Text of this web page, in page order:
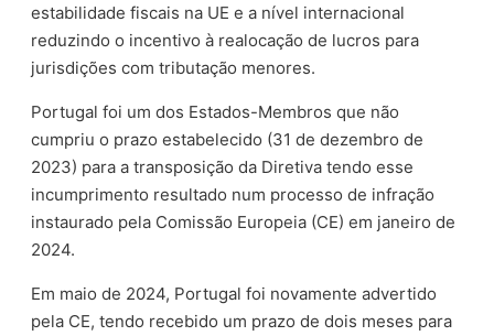
estabilidade fiscais na UE e a nível internacional
reduzindo o incentivo à realocação de lucros para
jurisdições com tributação menores.
Portugal foi um dos Estados-Membros que não
cumpriu o prazo estabelecido (31 de dezembro de
2023) para a transposição da Diretiva tendo esse
incumprimento resultado num processo de infração
instaurado pela Comissão Europeia (CE) em janeiro de
2024.
Em maio de 2024, Portugal foi novamente advertido
pela CE, tendo recebido um prazo de dois meses para